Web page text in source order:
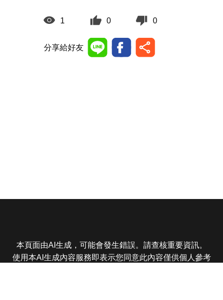
1 0 0
分享給好友
本頁面由AI生成，可能會發生錯誤。請查核重要資訊。
使用本AI生成內容服務即表示您同意此內容僅供個人參考